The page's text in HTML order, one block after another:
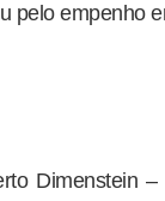
pelo empenho
Dimenstein